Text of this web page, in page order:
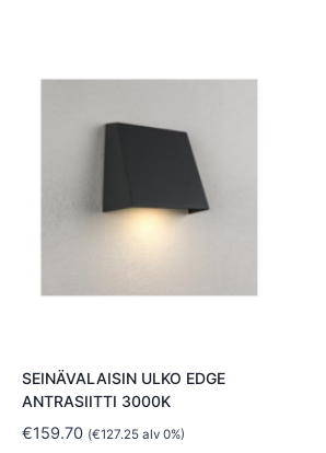
SEINÄVALAISIN ULKO EDGE
ANTRASIITTI 3000K
€159.70 (€127.25 alv 0%)